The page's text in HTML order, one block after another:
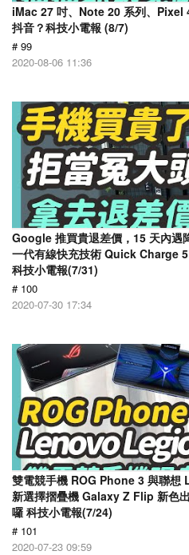
iMac 27 吋、Note 20 系列、Pixel
抖音？科技小電報 (8/7)
# 99
2020-08-06 11:36
Google 推買貴退差價，15 天內遇
一代有線快充技術 Quick Charge
科技小電報(7/31)
# 100
2020-07-30 17:34
雙電競手機 ROG Phone 3 與聯
新選擇摺疊機 Galaxy Z Flip 新色
囉 科技小電報(7/24)
# 101
2020-07-23 09:59